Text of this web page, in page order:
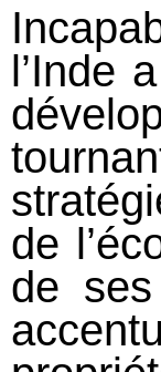
l’Inde
de
de